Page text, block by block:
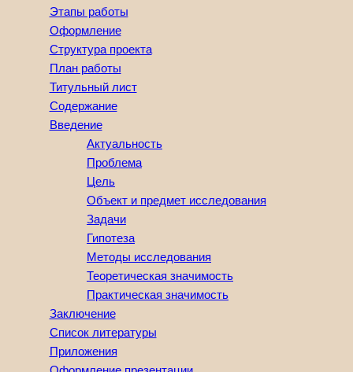
Этапы работы
Оформление
Структура проекта
План работы
Титульный лист
Содержание
Введение
Актуальность
Проблема
Цель
Объект и предмет исследования
Задачи
Гипотеза
Методы исследования
Теоретическая значимость
Практическая значимость
Заключение
Список литературы
Приложения